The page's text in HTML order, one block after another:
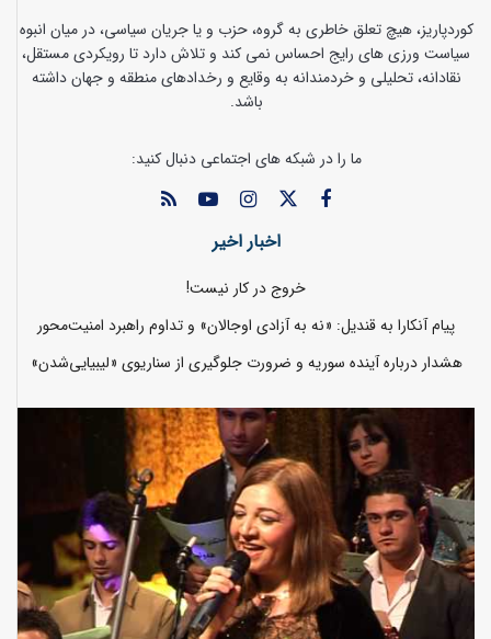
کوردپاریز، هیچ تعلق خاطری به گروه، حزب و یا جریان سیاسی، در میان انبوه
سیاست ورزی های رایج احساس نمی کند و تلاش دارد تا رویکردی مستقل،
نقادانه، تحلیلی و خردمندانه به وقایع و رخدادهای منطقه و جهان داشته
باشد.
ما را در شبکه های اجتماعی دنبال کنید:
اخبار اخیر
خروج در کار نیست!
پیام آنکارا به قندیل: «نه به آزادی اوجالان» و تداوم راهبرد امنیت‌محور
هشدار درباره آینده سوریه و ضرورت جلوگیری از سناریوی «لیبیایی‌شدن»